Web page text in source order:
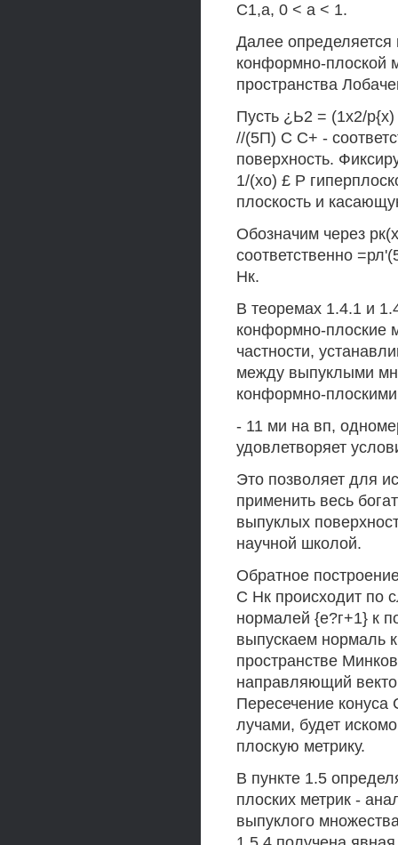
С1,а, 0 < а < 1.
Далее определяется
конформно-плоской
пространства
Пусть ¿Ь2 = (1х2/
//(5П) С С+ -
поверхность.
1/(хо) £ Р
плоскость и
Обозначим через
соответственно
Нк.
В теоремах 1.4.1 и
конформно-плоские
частности,
между выпуклыми
конформно-
- 11 ми на вп,
удовлетворяет
Это позволяет для
применить весь
выпуклых
научной школой.
Обратное
С Нк происходит по
нормалей {е?г+1} к
выпускаем нормаль
пространстве
направляющий
Пересечение конуса
лучами, будет
плоскую метрику.
В пункте 1.5
плоских метрик -
выпуклого